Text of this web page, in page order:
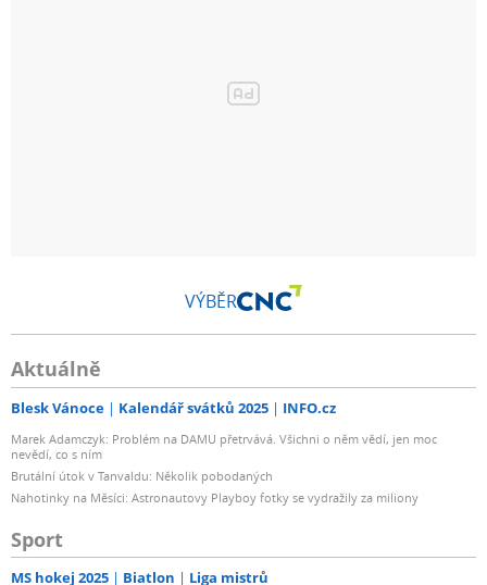
VÝBĚR
Aktuálně
Blesk Vánoce Kalendář svátků 2025 INFO.cz
Marek Adamczyk: Problém na DAMU přetrvává. Všichni o něm vědí, jen moc
nevědí, co s ním
Brutální útok v Tanvaldu: Několik pobodaných
Nahotinky na Měsíci: Astronautovy Playboy fotky se vydražily za miliony
Sport
MS hokej 2025 Biatlon Liga mistrů